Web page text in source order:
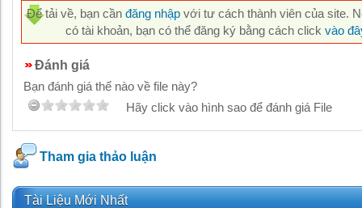
Để tải về, bạn cần đăng nhập với tư cách thành viên của site.
có tài khoản, bạn có thể đăng ký bằng cách click vào
Đánh giá
Bạn đánh giá thế nào về file này?
Hãy click vào hình sao để đánh giá File
Tham gia thảo luận
Tài Liệu Mới Nhất